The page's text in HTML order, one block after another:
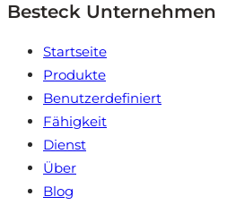
Besteck Unternehmen
Startseite
Produkte
Benutzerdefiniert
Fähigkeit
Dienst
Über
Blog